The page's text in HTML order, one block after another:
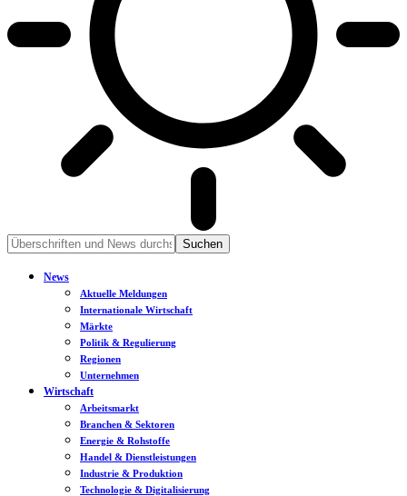
News
Aktuelle Meldungen
Internationale Wirtschaft
Märkte
Politik & Regulierung
Regionen
Unternehmen
Wirtschaft
Arbeitsmarkt
Branchen & Sektoren
Energie & Rohstoffe
Handel & Dienstleistungen
Industrie & Produktion
Technologie & Digitalisierung